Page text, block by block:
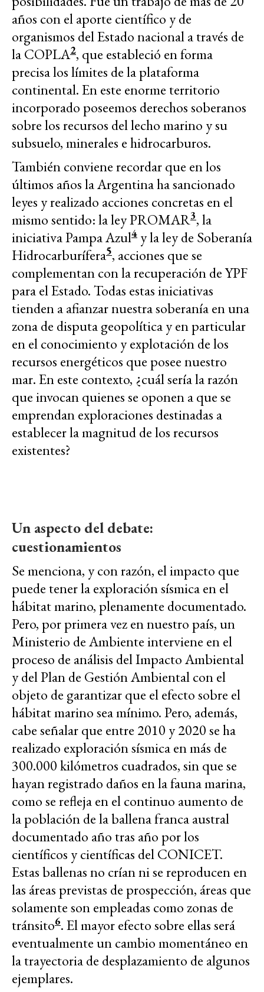
años con el aporte científico y de
organismos del Estado nacional a través de
la COPLA2, que estableció en forma
precisa los límites de la plataforma
continental. En este enorme territorio
incorporado poseemos derechos soberanos
sobre los recursos del lecho marino y su
subsuelo, minerales e hidrocarburos.
También conviene recordar que en los
últimos años la Argentina ha sancionado
leyes y realizado acciones concretas en el
mismo sentido: la ley PROMAR3, la
iniciativa Pampa Azul4 y la ley de Soberanía
Hidrocarburífera5, acciones que se
complementan con la recuperación de YPF
para el Estado. Todas estas iniciativas
tienden a afianzar nuestra soberanía en una
zona de disputa geopolítica y en particular
en el conocimiento y explotación de los
recursos energéticos que posee nuestro
mar. En este contexto, ¿cuál sería la razón
que invocan quienes se oponen a que se
emprendan exploraciones destinadas a
establecer la magnitud de los recursos
existentes?
Un aspecto del debate:
cuestionamientos
Se menciona, y con razón, el impacto que
puede tener la exploración sísmica en el
hábitat marino, plenamente documentado.
Pero, por primera vez en nuestro país, un
Ministerio de Ambiente interviene en el
proceso de análisis del Impacto Ambiental
y del Plan de Gestión Ambiental con el
objeto de garantizar que el efecto sobre el
hábitat marino sea mínimo. Pero, además,
cabe señalar que entre 2010 y 2020 se ha
realizado exploración sísmica en más de
300.000 kilómetros cuadrados, sin que se
hayan registrado daños en la fauna marina,
como se refleja en el continuo aumento de
la población de la ballena franca austral
documentado año tras año por los
científicos y científicas del CONICET.
Estas ballenas no crían ni se reproducen en
las áreas previstas de prospección, áreas que
solamente son empleadas como zonas de
tránsito6. El mayor efecto sobre ellas será
eventualmente un cambio momentáneo en
la trayectoria de desplazamiento de algunos
ejemplares.